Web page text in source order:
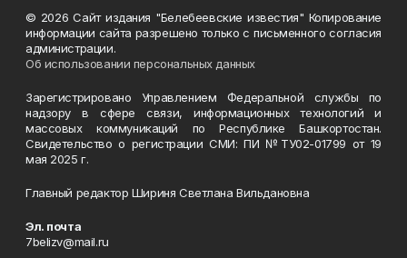
© 2026 Сайт издания "Белебеевские известия" Копирование
информации сайта разрешено только с письменного согласия
администрации.
Об использовании персональных данных
Зарегистрировано Управлением Федеральной службы по
надзору в сфере связи, информационных технологий и
массовых коммуникаций по Республике Башкортостан.
Свидетельство о регистрации СМИ: ПИ №ТУ02-01799 от 19
мая 2025 г.
Главный редактор Шириня Светлана Вильдановна
Эл. почта
7belizv@mail.ru